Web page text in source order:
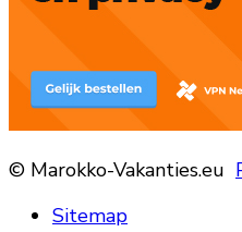
© Marokko-Vakanties.eu
Sitemap